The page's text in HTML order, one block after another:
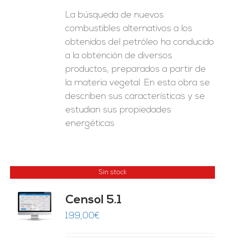
La búsqueda de nuevos
combustibles alternativos a los
obtenidos del petróleo ha conducido
a la obtención de diversos
productos, preparados a partir de
la materia vegetal. En esta obra se
describen sus características y se
estudian sus propiedades
energéticas
Sin stock
Censol 5.1
199,00€